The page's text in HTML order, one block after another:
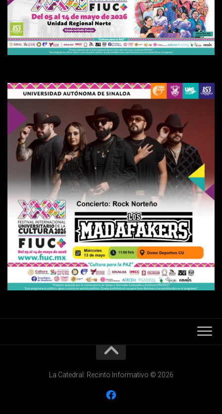
La Catedral: Recinto Informativo © 2026